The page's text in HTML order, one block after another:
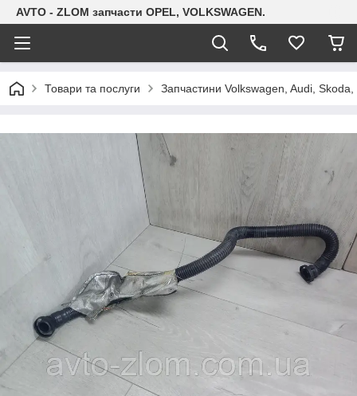
AVTO - ZLOM запчасти OPEL, VOLKSWAGEN.
Товари та послуги Запчастини Volkswagen, Audi, Skoda,